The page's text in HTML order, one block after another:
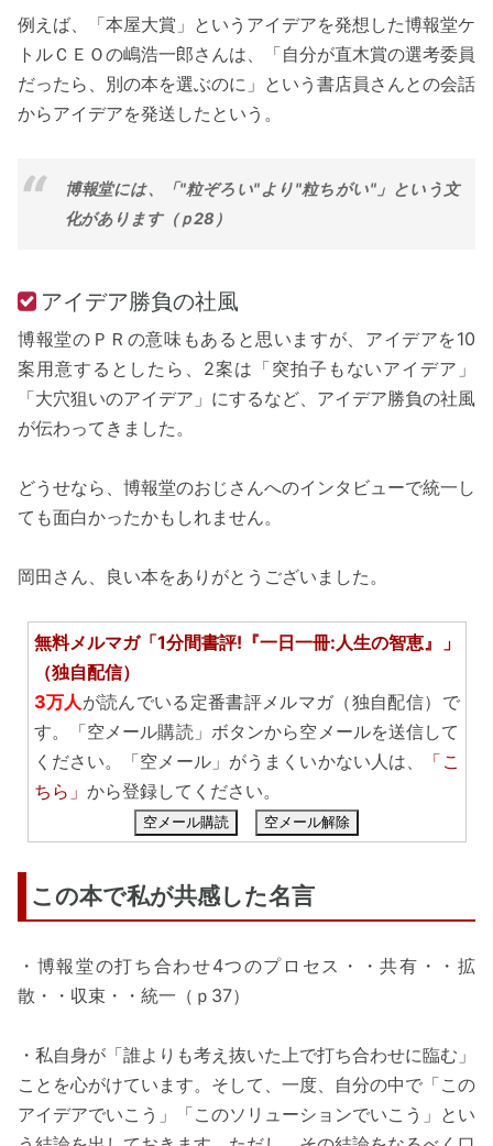
例えば、「本屋大賞」というアイデアを発想した博報堂ケ
トルＣＥＯの嶋浩一郎さんは、「自分が直木賞の選考委員
だったら、別の本を選ぶのに」という書店員さんとの会話
からアイデアを発送したという。
博報堂には、「"粒ぞろい"より"粒ちがい"」という文
化があります（ｐ28）
アイデア勝負の社風
博報堂のＰＲの意味もあると思いますが、アイデアを10
案用意するとしたら、2案は「突拍子もないアイデア」
「大穴狙いのアイデア」にするなど、アイデア勝負の社風
が伝わってきました。
どうせなら、博報堂のおじさんへのインタビューで統一し
ても面白かったかもしれません。
岡田さん、良い本をありがとうございました。
無料メルマガ「1分間書評!『一日一冊:人生の智恵』」
（独自配信）
3万人 が読んでいる定番書評メルマガ（独自配信）で
す。「空メール購読」ボタンから空メールを送信して
ください。「空メール」がうまくいかない人は、
「こ
ちら」 から登録してください。
空メール購読 空メール解除
この本で私が共感した名言
・博報堂の打ち合わせ4つのプロセス・・共有・・拡
散・・収束・・統一（ｐ37）
・私自身が「誰よりも考え抜いた上で打ち合わせに臨む」
ことを心がけています。そして、一度、自分の中で「この
アイデアでいこう」「このソリューションでいこう」とい